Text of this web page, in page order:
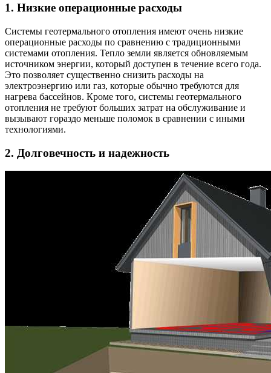
1. Низкие операционные расходы
Системы геотермального отопления имеют очень низкие
операционные расходы по сравнению с традиционными
системами отопления. Тепло земли является обновляемым
источником энергии, который доступен в течение всего года.
Это позволяет существенно снизить расходы на
электроэнергию или газ, которые обычно требуются для
нагрева бассейнов. Кроме того, системы геотермального
отопления не требуют больших затрат на обслуживание и
вызывают гораздо меньше поломок в сравнении с иными
технологиями.
2. Долговечность и надежность